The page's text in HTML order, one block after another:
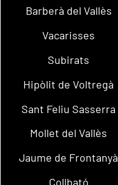
Barberà del Vallès
Vacarisses
Subirats
Hipòlit de Voltregà
Sant Feliu Sasserra
Mollet del Vallès
Jaume de Frontanyà
Collbató